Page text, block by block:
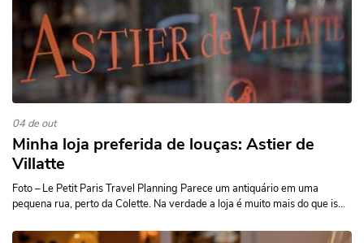
04 de out
Minha loja preferida de louças: Astier de
Villatte
Foto – Le Petit Paris Travel Planning Parece um antiquário em uma
pequena rua, perto da Colette. Na verdade a loja é muito mais do que is...